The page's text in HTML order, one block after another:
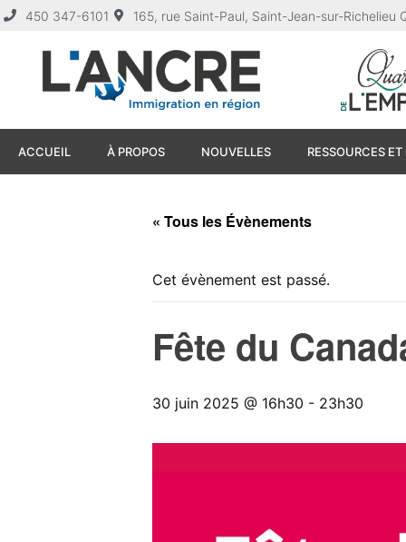
450 347-6101 165, rue Saint-Paul, Saint-Jean-sur-Richelieu
ACCUEIL À PROPOS NOUVELLES RESSOURCES
« Tous les Évènements
Cet évènement est passé.
Fête du
30 juin 2025 @ 16h30 - 23h30